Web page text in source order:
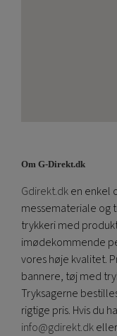
Om G-Direkt.dk
Gdirekt.dken enkel
messemateriale og
trykkeri med
imødekommende
vores høje kvalitet.
bannere, tøj med
Tryksagerne
rigtige pris. Hvis du
info@gdirekt.dk